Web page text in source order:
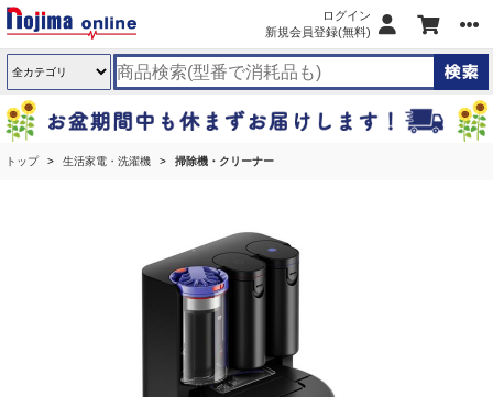
ログイン
新規会員登録(無料)
トップ 生活家電・洗濯機 掃除機・クリーナー